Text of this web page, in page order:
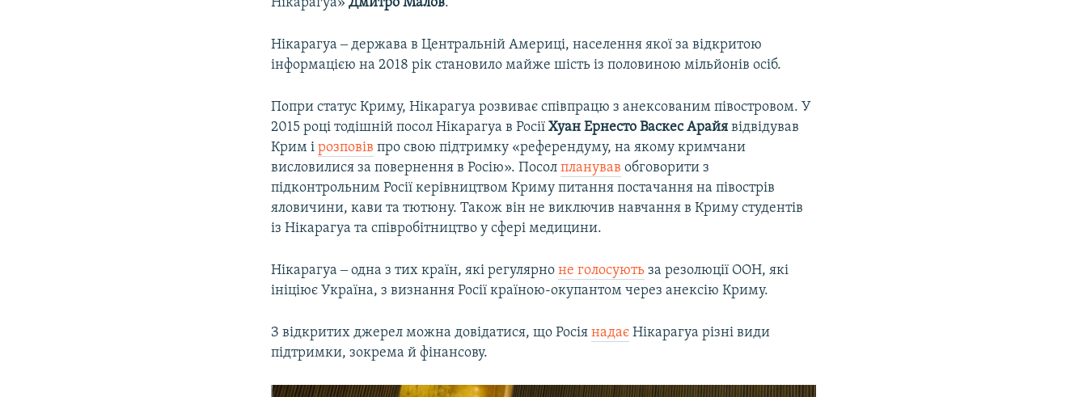
Нікарагуа ‒ держава в Центральній Америці, населення якої за відкритою
інформацією на 2018 рік становило майже шість із половиною мільйонів осіб.
Попри статус Криму, Нікарагуа розвиває співпрацю з анексованим півостровом. У
2015 році тодішній посол Нікарагуа в РосіїХуан Ернесто Васкес Арайя відвідував
Крим ірозповів про свою підтримку «референдуму, на якому кримчани
висловилися за повернення в Росію». Посолпланував обговорити з
підконтрольним Росії керівництвом Криму питання постачання на півострів
яловичини, кави та тютюну. Також він не виключив навчання в Криму студентів
із Нікарагуа та співробітництво у сфері медицини.
Нікарагуа ‒ одна з тих країн, які регулярноне голосують за резолюції ООН, які
ініціює Україна, з визнання Росії країною-окупантом через анексію Криму.
З відкритих джерел можна довідатися, що Росіянадає Нікарагуа різні види
підтримки, зокрема й фінансову.